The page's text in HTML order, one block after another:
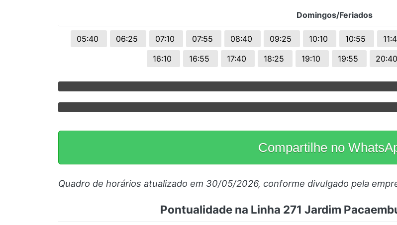
Domingos/Feriados
05:40 06:25 07:10 07:55 08:40 09:25 10:10 10:55
16:10
16:55 17:40 18:25 19:10 19:55 20:40
Compartilhe no
Quadro de horários atualizado em 30/05/2026, conforme divulgado pela
Pontualidade na Linha 271 Jardim